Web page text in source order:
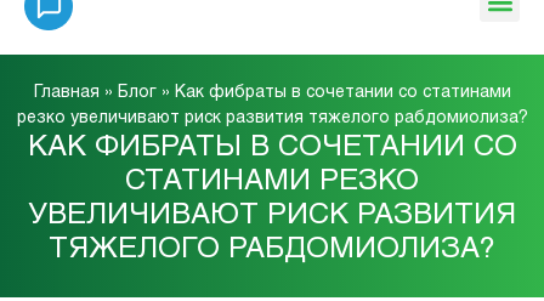
Главная » Блог » Как фибраты в сочетании со статинами
резко увеличивают риск развития тяжелого рабдомиолиза?
КАК ФИБРАТЫ В СОЧЕТАНИИ СО
СТАТИНАМИ РЕЗКО
УВЕЛИЧИВАЮТ РИСК РАЗВИТИЯ
ТЯЖЕЛОГО РАБДОМИОЛИЗА?